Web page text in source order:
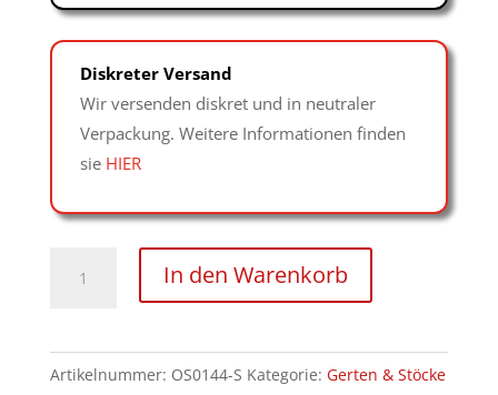
Diskreter Versand
Wir versenden diskret und in neutraler
Verpackung. Weitere Informationen finden
sie HIER
schwarz
In den Warenkorb
Artikelnummer: OS0144-S Kategorie: Gerten & Stöcke